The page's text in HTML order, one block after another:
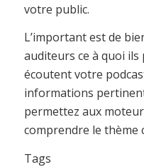
votre public.
L’important est de
auditeurs ce à quoi ils
écoutent votre
informations
permettez aux
comprendre le thème
Tags